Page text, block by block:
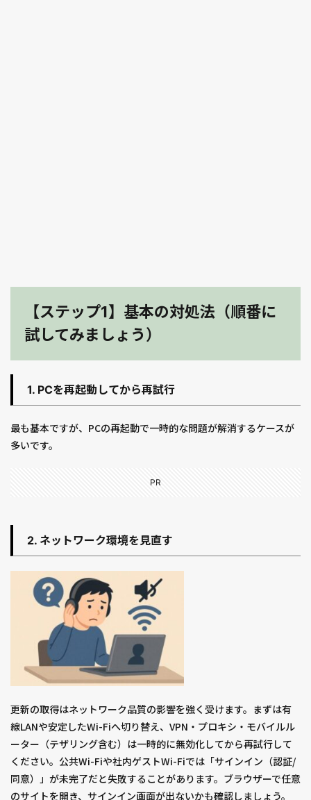
【ステップ1】基本の対処法（順番に
試してみましょう）
1. PCを再起動してから再試行
最も基本ですが、PCの再起動で一時的な問題が解消するケースが
多いです。
PR
2. ネットワーク環境を見直す
更新の取得はネットワーク品質の影響を強く受けます。まずは有
線LANや安定したWi-Fiへ切り替え、VPN・プロキシ・モバイルル
ーター（テザリング含む）は一時的に無効化してから再試行して
ください。公共Wi-Fiや社内ゲストWi-Fiでは「サインイン（認証/
同意）」が未完了だと失敗することがあります。ブラウザーで任意
のサイトを開き、サインイン画面が出ないかも確認しましょう。